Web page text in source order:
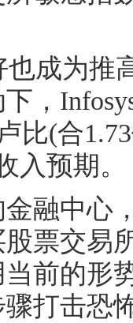
成为推
，
比(合
入预期。
中心，
票交易
前的形
打击恐